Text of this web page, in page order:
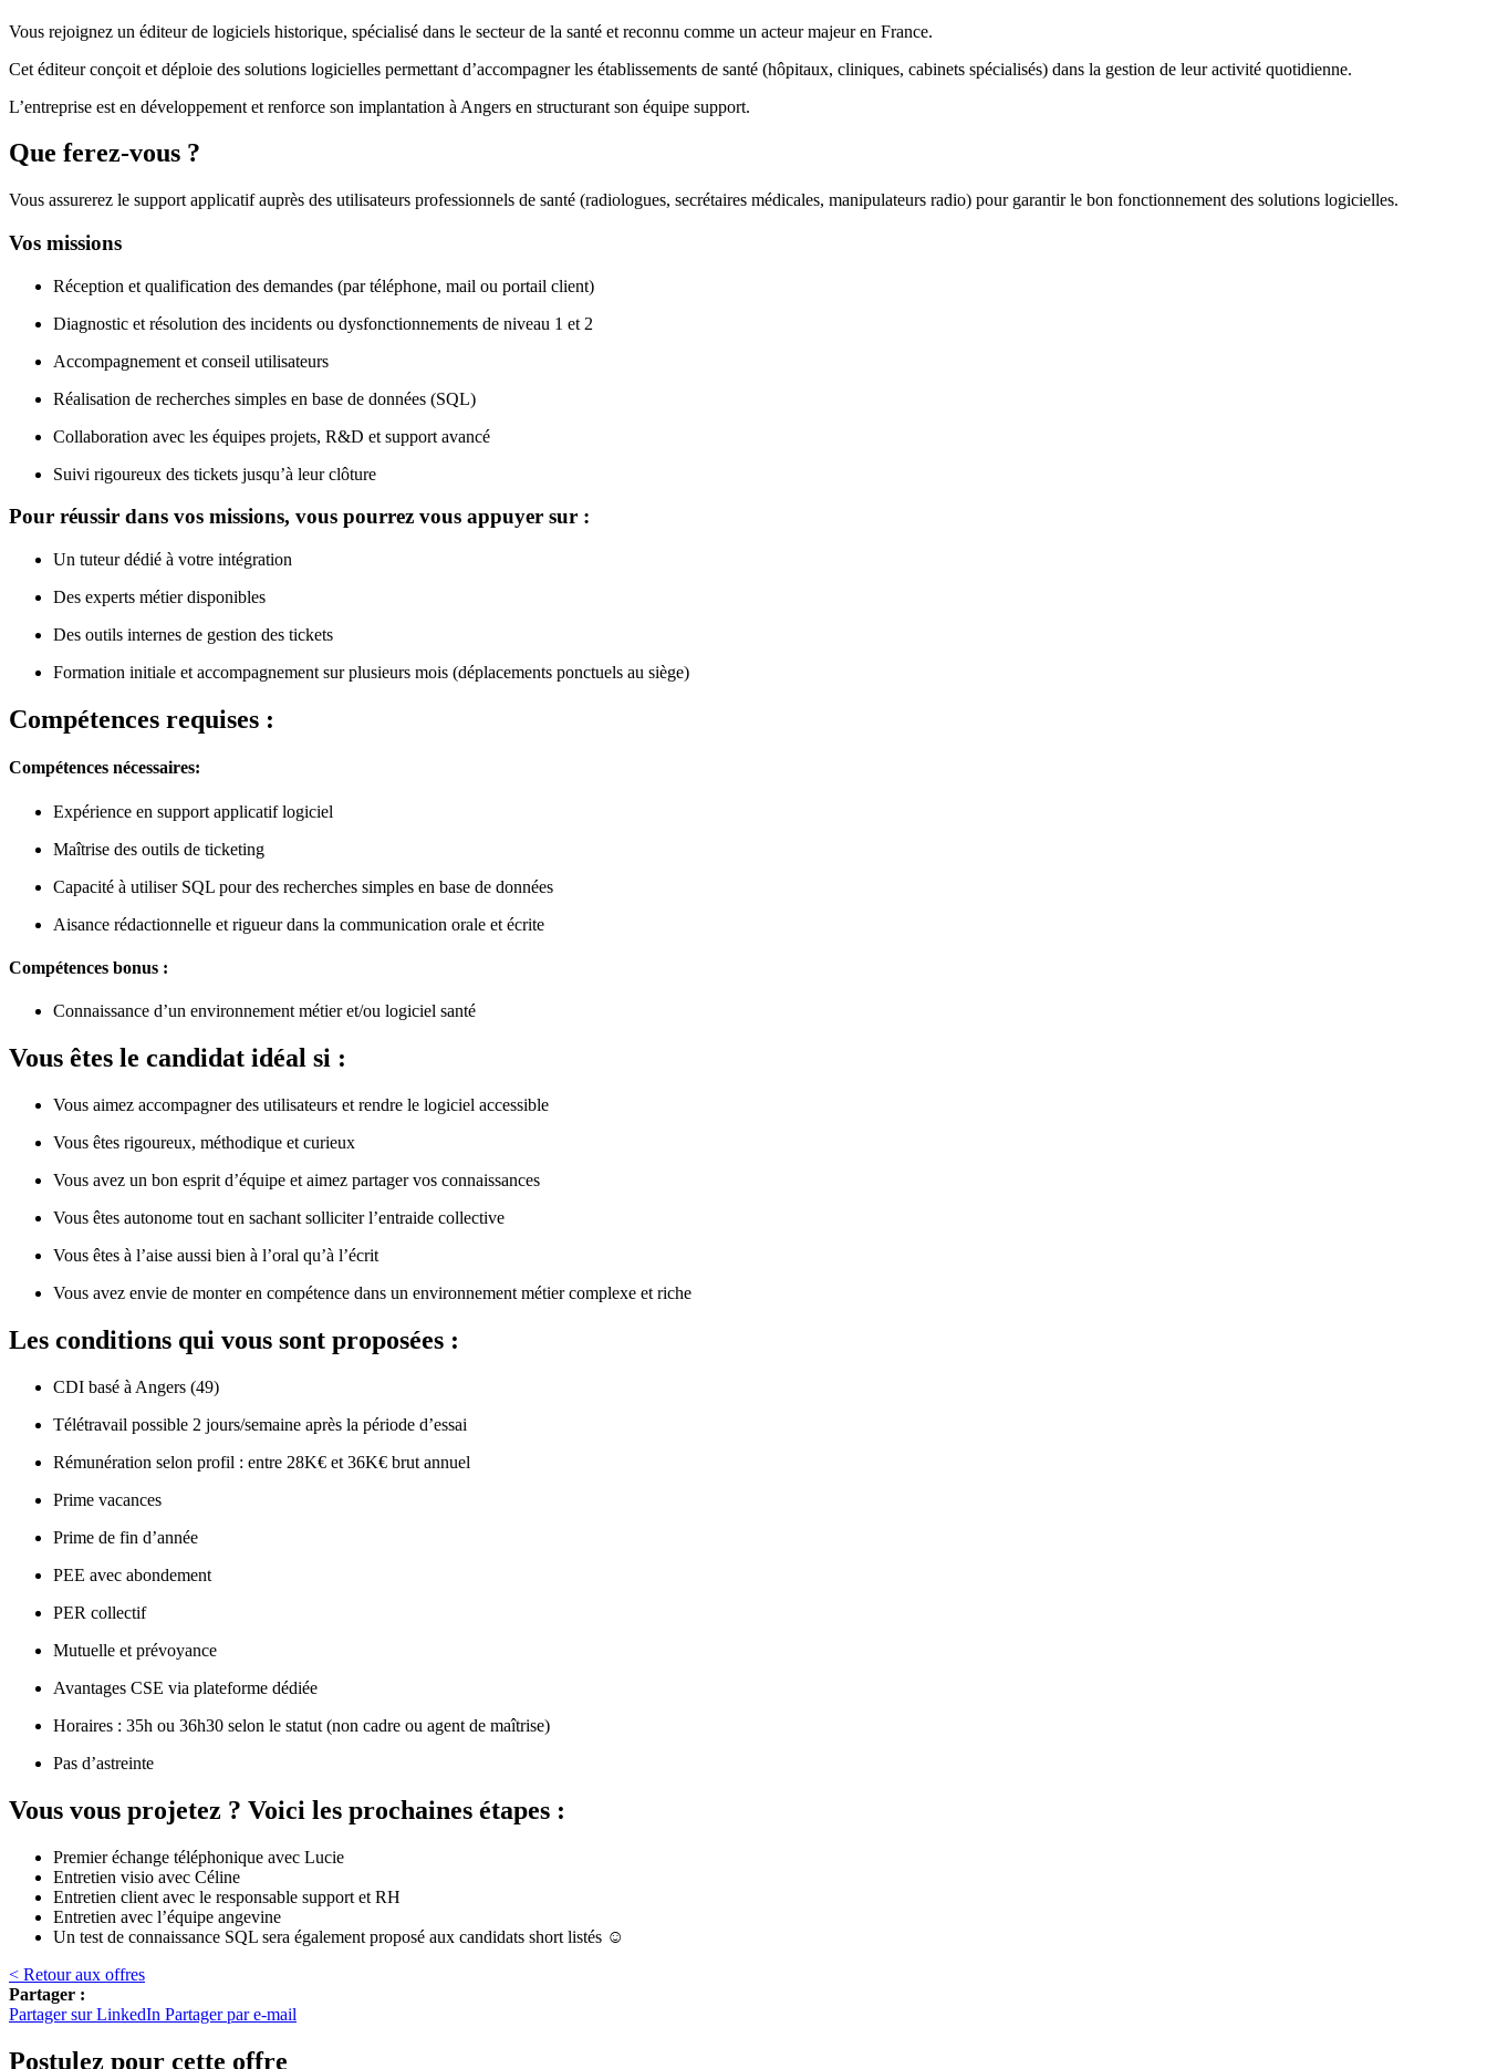
Vous rejoignez un éditeur de logiciels historique, spécialisé dans le secteur de la santé et reconnu comme un acteur majeur en France.
Cet éditeur conçoit et déploie des solutions logicielles permettant d’accompagner les établissements de santé (hôpitaux, cliniques, cabinets spécialisés) dans la gestion de leur activité quotidienne.
L’entreprise est en développement et renforce son implantation à Angers en structurant son équipe support.
Que ferez-vous ?
Vous assurerez le support applicatif auprès des utilisateurs professionnels de santé (radiologues, secrétaires médicales, manipulateurs radio) pour garantir le bon fonctionnement des solutions logicielles.
Vos missions
Réception et qualification des demandes (par téléphone, mail ou portail client)
Diagnostic et résolution des incidents ou dysfonctionnements de niveau 1 et 2
Accompagnement et conseil utilisateurs
Réalisation de recherches simples en base de données (SQL)
Collaboration avec les équipes projets, R&D et support avancé
Suivi rigoureux des tickets jusqu’à leur clôture
Pour réussir dans vos missions, vous pourrez vous appuyer sur :
Un tuteur dédié à votre intégration
Des experts métier disponibles
Des outils internes de gestion des tickets
Formation initiale et accompagnement sur plusieurs mois (déplacements ponctuels au siège)
Compétences requises :
Compétences nécessaires:
Expérience en support applicatif logiciel
Maîtrise des outils de ticketing
Capacité à utiliser SQL pour des recherches simples en base de données
Aisance rédactionnelle et rigueur dans la communication orale et écrite
Compétences bonus :
Connaissance d’un environnement métier et/ou logiciel santé
Vous êtes le candidat idéal si :
Vous aimez accompagner des utilisateurs et rendre le logiciel accessible
Vous êtes rigoureux, méthodique et curieux
Vous avez un bon esprit d’équipe et aimez partager vos connaissances
Vous êtes autonome tout en sachant solliciter l’entraide collective
Vous êtes à l’aise aussi bien à l’oral qu’à l’écrit
Vous avez envie de monter en compétence dans un environnement métier complexe et riche
Les conditions qui vous sont proposées :
CDI basé à Angers (49)
Télétravail possible 2 jours/semaine après la période d’essai
Rémunération selon profil : entre 28K€ et 36K€ brut annuel
Prime vacances
Prime de fin d’année
PEE avec abondement
PER collectif
Mutuelle et prévoyance
Avantages CSE via plateforme dédiée
Horaires : 35h ou 36h30 selon le statut (non cadre ou agent de maîtrise)
Pas d’astreinte
Vous vous projetez ? Voici les prochaines étapes :
Premier échange téléphonique avec Lucie
Entretien visio avec Céline
Entretien client avec le responsable support et RH
Entretien avec l’équipe angevine
Un test de connaissance SQL sera également proposé aux candidats short listés ☺️
< Retour aux offres
Partager :
Partager sur LinkedIn Partager par e-mail
Postulez pour cette offre